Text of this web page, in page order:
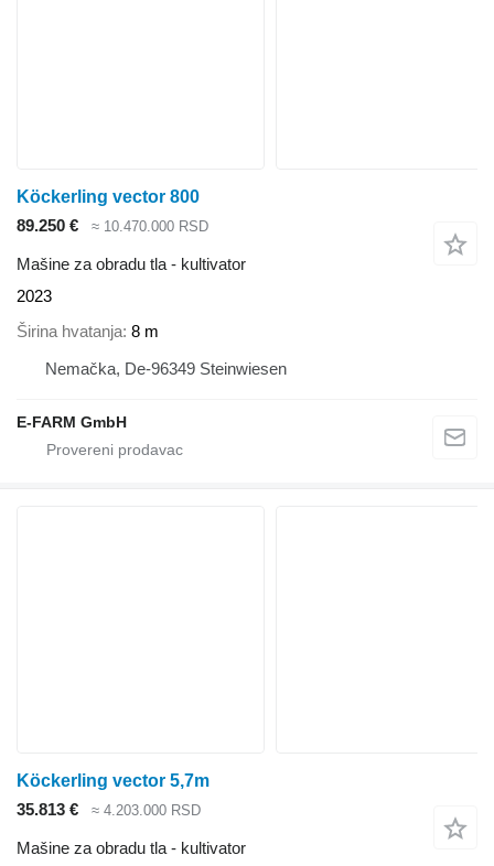
Köckerling vector 800
89.250 €
≈ 10.470.000 RSD
Mašine za obradu tla - kultivator
2023
Širina hvatanja 8 m
Nemačka, De-96349 Steinwiesen
E-FARM GmbH
Köckerling vector 5,7m
35.813 €
≈ 4.203.000 RSD
Mašine za obradu tla - kultivator